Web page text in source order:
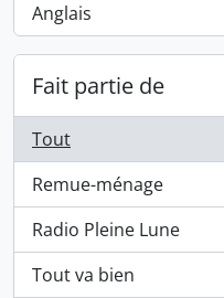
Anglais
, 964 résultats
Fait partie de
Tout
Remue-ménage
, 884 résultats
Radio Pleine Lune
, 593 résultats
Tout va bien
, 208 résultats